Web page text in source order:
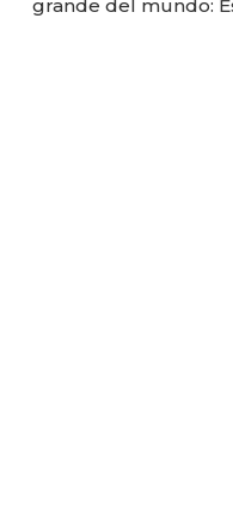
grande del mundo: